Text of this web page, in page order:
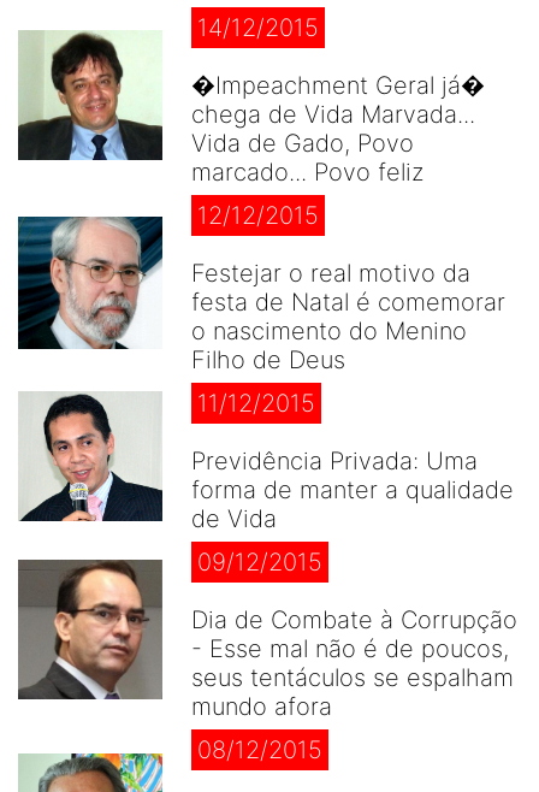
14/12/2015
�Impeachment Geral já�
chega de Vida Marvada...
Vida de Gado, Povo
marcado... Povo feliz
12/12/2015
Festejar o real motivo da
festa de Natal é comemorar
o nascimento do Menino
Filho de Deus
11/12/2015
Previdência Privada: Uma
forma de manter a qualidade
de Vida
09/12/2015
Dia de Combate à Corrupção
- Esse mal não é de poucos,
seus tentáculos se espalham
mundo afora
08/12/2015